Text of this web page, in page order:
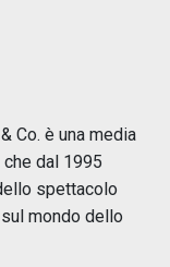
Co. è una media
dal 1995
spettacolo
mondo dello